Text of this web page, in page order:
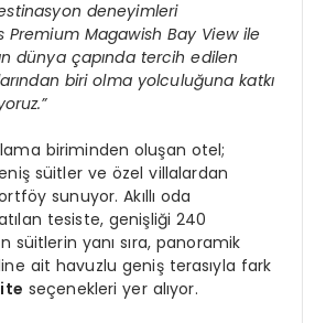
deneyimleri
Premium Magawish Bay View ile
dünya çapında tercih edilen
biri olma yolculuğuna katkı
biriminden oluşan otel;
süitler ve özel villalardan
sunuyor. Akıllı oda
tesiste, genişliği 240
süitlerin yanı sıra, panoramik
ait havuzlu geniş terasıyla fark
seçenekleri yer alıyor.